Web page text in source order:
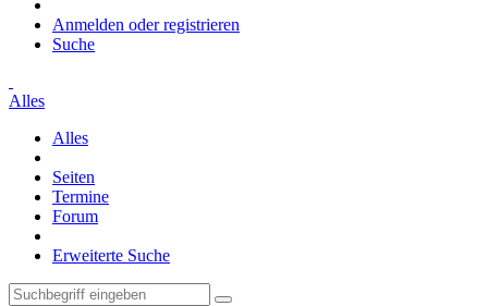
Anmelden oder registrieren
Suche
Alles
Alles
Seiten
Termine
Forum
Erweiterte Suche